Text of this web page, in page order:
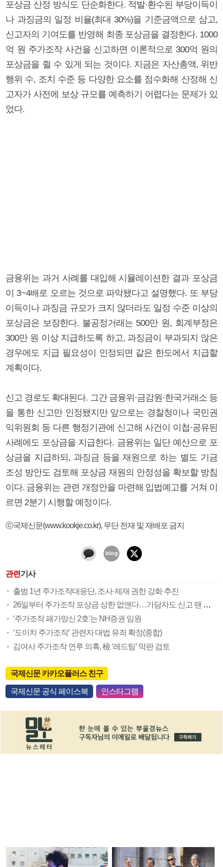
포상금 산정 방식도 단순화한다. 적발·환수된 부당이득이
나 과징금의 일정 비율(최대 30%)을 기준금액으로 삼고,
신고자의 기여도를 반영해 최종 포상금을 결정한다. 1000
억 원 주가조작 사건을 신고하면 이론적으로 300억 원의
포상금을 쥘 수 있게 되는 것이다. 지금은 자산총액, 위반
행위 수, 조치 수준 등 다양한 요소를 점수화해 산정해 신
고자가 사전에 보상 규모를 예측하기 어렵다는 문제가 있
었다.
금융위는 과거 사례를 대입해 시뮬레이션한 결과 포상금
이 3~4배로 오르는 것으로 파악됐다고 설명했다. 또 부당
이득이나 과징금 규모가 크지 않더라도 일정 수준 이상의
포상금은 보장한다. 불공정거래는 500만 원, 회계부정은
300만 원 이상 지급하도록 하고, 과징금이 부과되지 않은
경우에도 지급 필요성이 인정되면 같은 한도에서 지급할
계획이다.
신고 경로도 확대된다. 그간 금융위·금감원·한국거래소 등
을 통한 신고만 인정됐지만 앞으로는 경찰청이나 국민권
익위원회 등 다른 행정기관에 신고해 사건이 이첩·공유된
사례에도 포상금을 지급한다. 금융위는 일단 예산으로 포
상금을 지급하되, 과징금 등을 재원으로 하는 별도 기금
조성 방안도 검토해 포상금 재원의 안정성을 확보할 방침
이다. 금융위는 관련 개정안을 마련해 입법예고를 거쳐 이
르면 2분기 시행할 예정이다.
ⓒ국제신문(www.kookje.co.kr), 무단 전재 및 재배포 금지
관련기사
출범 1년 주가조작대응단, 조사·제재 권한 강화 추진
26일부터 주가조작 포상금 상한 없앤다…가담자도 신고 땐 보상
‘주가조작 패가망신 2호’는 NH증권 임원
‘도이치 주가조작’ 관련자 대법 유죄 확정(종합)
김여사 주가조작 연루 의혹, 檢 ‘레드팀’ 막판 검토
국제신문 카카오플러스 친구
국제신문 공식 페이스북 인스타그램